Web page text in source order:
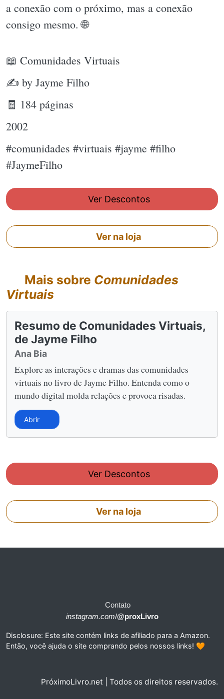
a conexão com o próximo, mas a conexão
consigo mesmo. 🌐
📖 Comunidades Virtuais
✍ by Jayme Filho
🧾 184 páginas
2002
#comunidades #virtuais #jayme #filho
#JaymeFilho
Ver Descontos
Ver na loja
Mais sobre Comunidades
Virtuais
Resumo de Comunidades Virtuais,
de Jayme Filho
Ana Bia
Explore as interações e dramas das comunidades
virtuais no livro de Jayme Filho. Entenda como o
mundo digital molda relações e provoca risadas.
Abrir
Ver Descontos
Ver na loja
Contato
instagram.com/@proxLivro
Disclosure: Este site contém links de afiliado para a Amazon.
Então, você ajuda o site comprando pelos nossos links! 🧡
PróximoLivro.net | Todos os direitos reservados.